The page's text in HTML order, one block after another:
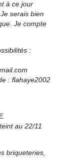
à ce jour
serais bien
Je compte
:
: flahaye2002
au 22/11
briqueteries,